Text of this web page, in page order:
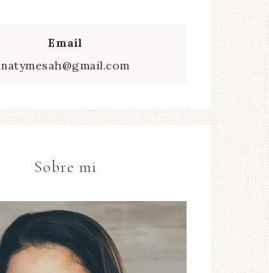
Email
natymesah@gmail.com
Sobre mi